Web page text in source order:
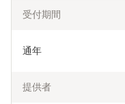
受付期間
通年
提供者